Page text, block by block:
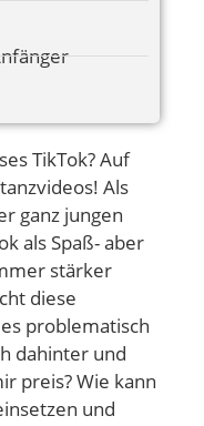
TikTok? Auf
Als
ganz jungen
als Spaß- aber
stärker
diese
problematisch
dahinter und
preis? Wie kann
und